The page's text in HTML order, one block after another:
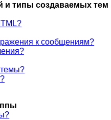
типы создаваемых тем
к сообщениям?